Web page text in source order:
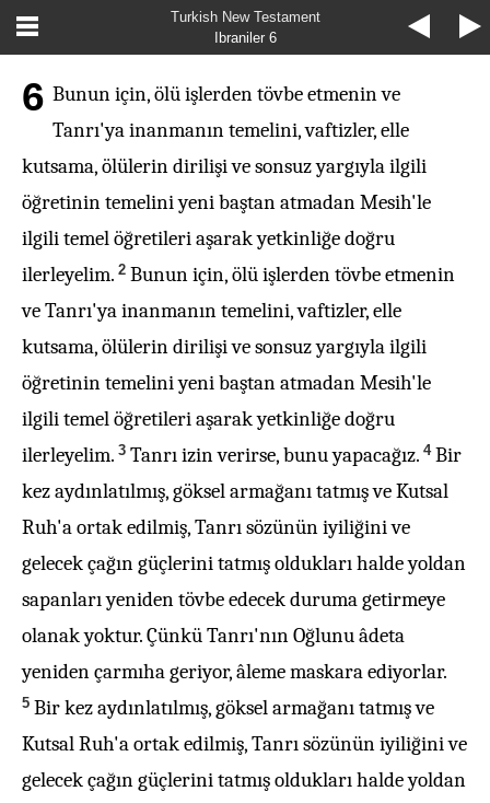
Turkish New Testament
Ibraniler 6
6 Bunun için, ölü işlerden tövbe etmenin ve
Tanrı'ya inanmanın temelini, vaftizler, elle
kutsama, ölülerin dirilişi ve sonsuz yargıyla ilgili
öğretinin temelini yeni baştan atmadan Mesih'le
ilgili temel öğretileri aşarak yetkinliğe doğru
ilerleyelim. 2 Bunun için, ölü işlerden tövbe etmenin
ve Tanrı'ya inanmanın temelini, vaftizler, elle
kutsama, ölülerin dirilişi ve sonsuz yargıyla ilgili
öğretinin temelini yeni baştan atmadan Mesih'le
ilgili temel öğretileri aşarak yetkinliğe doğru
ilerleyelim. 3 Tanrı izin verirse, bunu yapacağız. 4 Bir
kez aydınlatılmış, göksel armağanı tatmış ve Kutsal
Ruh'a ortak edilmiş, Tanrı sözünün iyiliğini ve
gelecek çağın güçlerini tatmış oldukları halde yoldan
sapanları yeniden tövbe edecek duruma getirmeye
olanak yoktur. Çünkü Tanrı'nın Oğlunu âdeta
yeniden çarmıha geriyor, âleme maskara ediyorlar.
5 Bir kez aydınlatılmış, göksel armağanı tatmış ve
Kutsal Ruh'a ortak edilmiş, Tanrı sözünün iyiliğini ve
gelecek çağın güçlerini tatmış oldukları halde yoldan